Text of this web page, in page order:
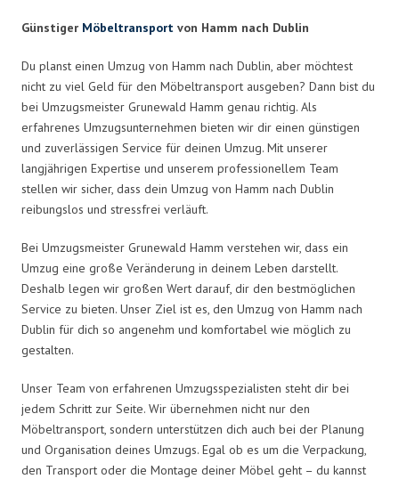
Günstiger Möbeltransport von Hamm nach Dublin
Du planst einen Umzug von Hamm nach Dublin, aber möchtest
nicht zu viel Geld für den Möbeltransport ausgeben? Dann bist du
bei Umzugsmeister Grunewald Hamm genau richtig. Als
erfahrenes Umzugsunternehmen bieten wir dir einen günstigen
und zuverlässigen Service für deinen Umzug. Mit unserer
langjährigen Expertise und unserem professionellem Team
stellen wir sicher, dass dein Umzug von Hamm nach Dublin
reibungslos und stressfrei verläuft.
Bei Umzugsmeister Grunewald Hamm verstehen wir, dass ein
Umzug eine große Veränderung in deinem Leben darstellt.
Deshalb legen wir großen Wert darauf, dir den bestmöglichen
Service zu bieten. Unser Ziel ist es, den Umzug von Hamm nach
Dublin für dich so angenehm und komfortabel wie möglich zu
gestalten.
Unser Team von erfahrenen Umzugsspezialisten steht dir bei
jedem Schritt zur Seite. Wir übernehmen nicht nur den
Möbeltransport, sondern unterstützen dich auch bei der Planung
und Organisation deines Umzugs. Egal ob es um die Verpackung,
den Transport oder die Montage deiner Möbel geht – du kannst